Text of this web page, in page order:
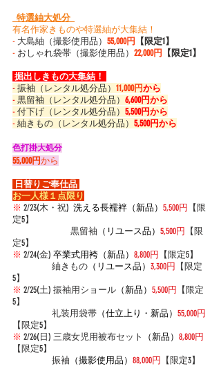
  特選紬大処分
有名作家きものや特選紬が大集結！
- 大島紬（撮影使用品） 55,000円 【限定1】
- おしゃれ袋帯（撮影使用品） 22,000円 【限定1】
掘出しきもの大集結！
- 振袖（レンタル処分品） 11,000円から
- 黒留袖（レンタル処分品） 6,600円から
- 付下げ（レンタル処分品） 5,500円から
- 紬きもの（レンタル処分品） 5,500円から
色打掛大処分
55,000円から
日替りご奉仕品
お一人様１点限り
※ 2/23(木・祝) 洗える長襦袢（新品） 5,500円 【限
定5】
                            黒留袖
（リユース品） 5,500円 【限
定5】
※ 2/24(金) 卒業式用袴（新品） 8,800円 【限定5】
                   紬きもの
（リユース品） 3,300円 【限定
5】
※ 2/25(土) 振袖用ショール （新品） 5,500円 【限定
5】
                   礼装用袋帯
（仕立上り・新品） 55,000円
【限定5】
※ 2/26(日) 三歳女児用被布セット （新品） 8,800円
【限定5】
                   振袖
（撮影使用品） 88,000円 【限定3】